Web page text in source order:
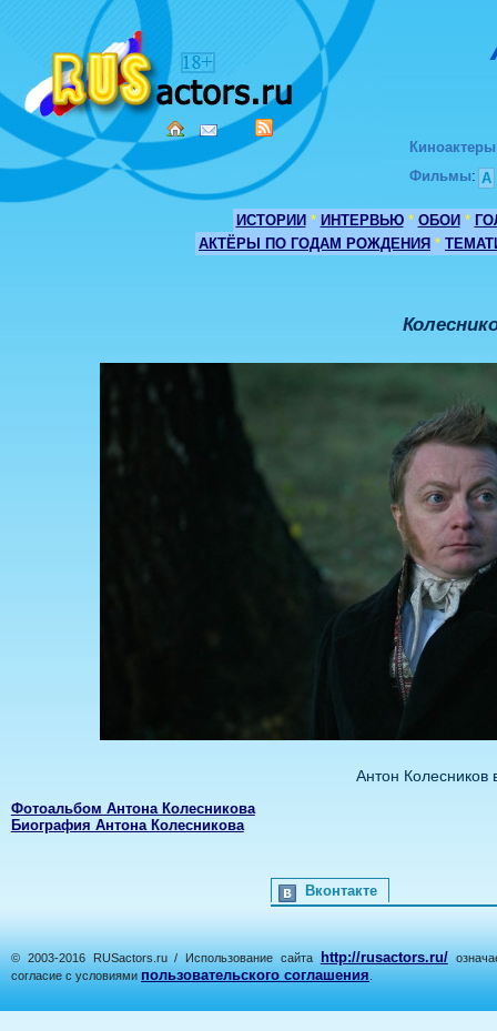
Киноактеры
Фильмы: А
ИСТОРИИ * ИНТЕРВЬЮ * ОБОИ *
АКТЁРЫ ПО ГОДАМ РОЖДЕНИЯ *
Антон Колесников
Фотоальбом Антона Колесникова
Биография Антона Колесникова
Вконтакте
© 2003-2016 RUSactors.ru / Использование сайта http://rusactors.ru/
согласие с условиями пользовательского соглашения